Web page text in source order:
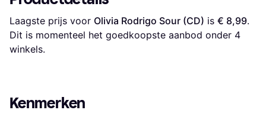
Laagste prijs voor Olivia Rodrigo Sour (CD) is € 8,99.
Dit is momenteel het goedkoopste aanbod onder 4
winkels.
Kenmerken